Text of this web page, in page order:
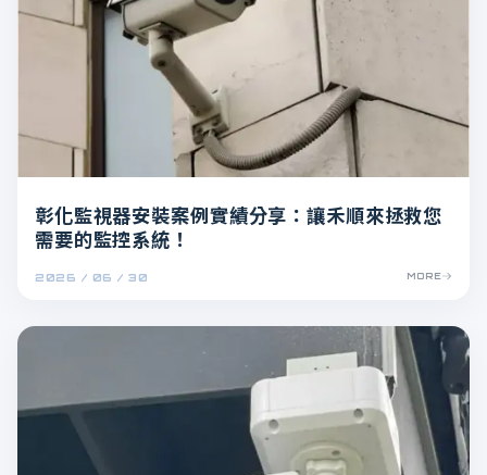
2026 / 06 / 30
彰化監視器安裝案例實績分享：讓禾順來拯救您
需要的監控系統！
MORE